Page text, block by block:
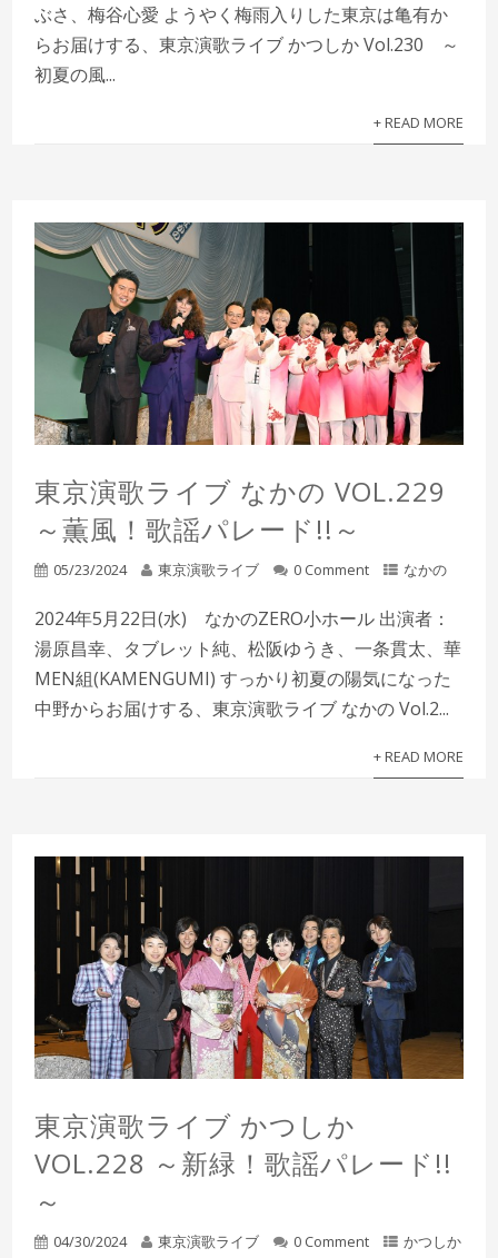
ぶさ、梅谷心愛 ようやく梅雨入りした東京は亀有か
らお届けする、東京演歌ライブ かつしか Vol.230 ～
初夏の風...
+ READ MORE
東京演歌ライブ なかの VOL.229
～薫風！歌謡パレード!!～
05/23/2024 東京演歌ライブ 0 Comment なかの
2024年5月22日(水) なかのZERO小ホール 出演者：
湯原昌幸、タブレット純、松阪ゆうき、一条貫太、華
MEN組(KAMENGUMI) すっかり初夏の陽気になった
中野からお届けする、東京演歌ライブ なかの Vol.2...
+ READ MORE
東京演歌ライブ かつしか
VOL.228 ～新緑！歌謡パレード!!
～
04/30/2024 東京演歌ライブ 0 Comment かつしか